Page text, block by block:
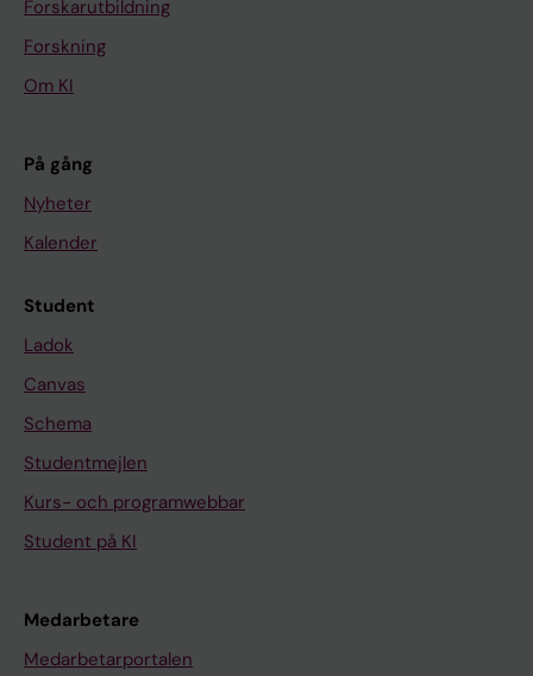
Forskarutbildning
Forskning
Om KI
På gång
Nyheter
Kalender
Student
Ladok
Canvas
Schema
Studentmejlen
Kurs- och programwebbar
Student på KI
Medarbetare
Medarbetarportalen